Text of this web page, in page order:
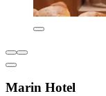
Marin Hotel